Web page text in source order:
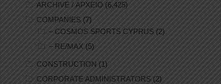
ARCHIVE / ΑΡΧΕΙΟ (6,425)
COMPANIES (7)
– COSMOS SPORTS CYPRUS (2)
– RE/MAX (5)
CONSTRUCTION (1)
CORPORATE ADMINISTRATORS (2)